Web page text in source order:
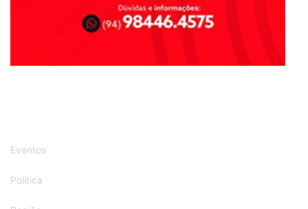
Eventos
Política